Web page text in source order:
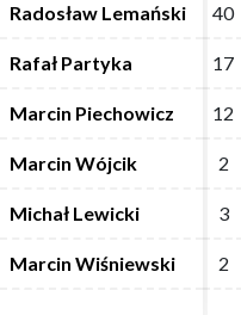
Radosław Lemański 40
Rafał Partyka 17
Marcin Piechowicz 12
Marcin Wójcik 2
Michał Lewicki 3
Marcin Wiśniewski 2
Radosław Lemański 40
Rafał Partyka 17
Marcin Piechowicz 12
Marcin Wójcik 2
Michał Lewicki 3
Marcin Wiśniewski 2